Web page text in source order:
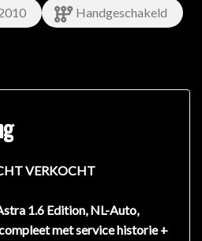
Handgeschakeld
VERKOCHT
1.6 Edition, NL-Auto,
met service historie +